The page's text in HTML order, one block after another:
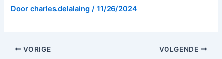
Doorcharles.delalaing/11/26/2024
VORIGE VOLGENDE